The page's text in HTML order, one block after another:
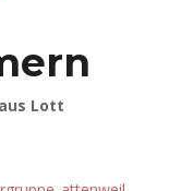
Lott